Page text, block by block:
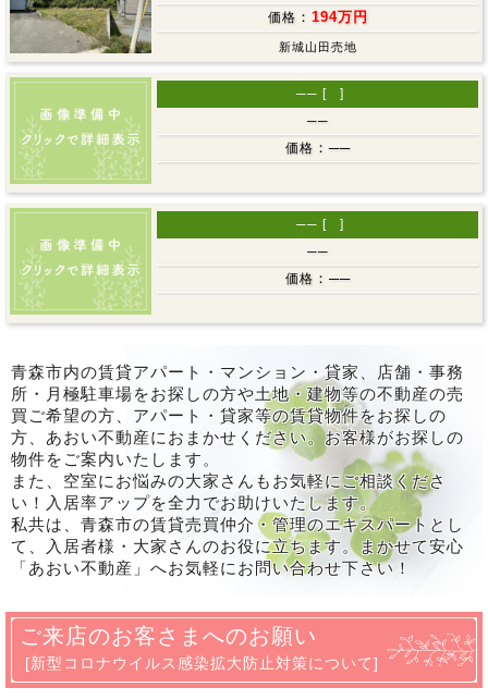
2024-12-26
年末年始休業のお知らせ
12月30日～1月5日まで年末年始休業とさせていただき
ます。
2025年1月6日(月)９時30分から通常営業いたします。
2024-08-11
夏季休業のお知らせ
8月12日((月))～8月16(金)まで夏季休業とさせていただ
きます。
ご用件がある場合は、留守番電話またはメールまたはラ
インでご連絡いただければと思います。
8月17日(土)から順次対応させていただきます。
すｍ(ｖｖ)ｍ
2024-05-02
臨時休業のお知らせ
5月3日～5月6日まで臨時休業とさせていただきます。
5月7日から通常営業いたします。
2023-12-12
年末年始休業のお知らせ
ます。
2024年1月6日(土)10時から通常営業いたします。
2023-08-02
価格 ： 194万円
新城山田売地
── [ ]
──
価格 ： ──
── [ ]
──
価格 ： ──
青森市内の賃貸アパート・マンション・貸家、店舗・事務
所・月極駐車場をお探しの方や土地・建物等の不動産の売
買ご希望の方、アパート・貸家等の賃貸物件をお探しの
方、あおい不動産におまかせください。お客様がお探しの
物件をご案内いたします。
また、空室にお悩みの大家さんもお気軽にご相談くださ
い！入居率アップを全力でお助けいたします。
私共は、青森市の賃貸売買仲介・管理のエキスパートとし
て、入居者様・大家さんのお役に立ちます。まかせて安心
「あおい不動産」へお気軽にお問い合わせ下さい！
ご来店のお客さまへのお願い
[新型コロナウイルス感染拡大防止対策について]